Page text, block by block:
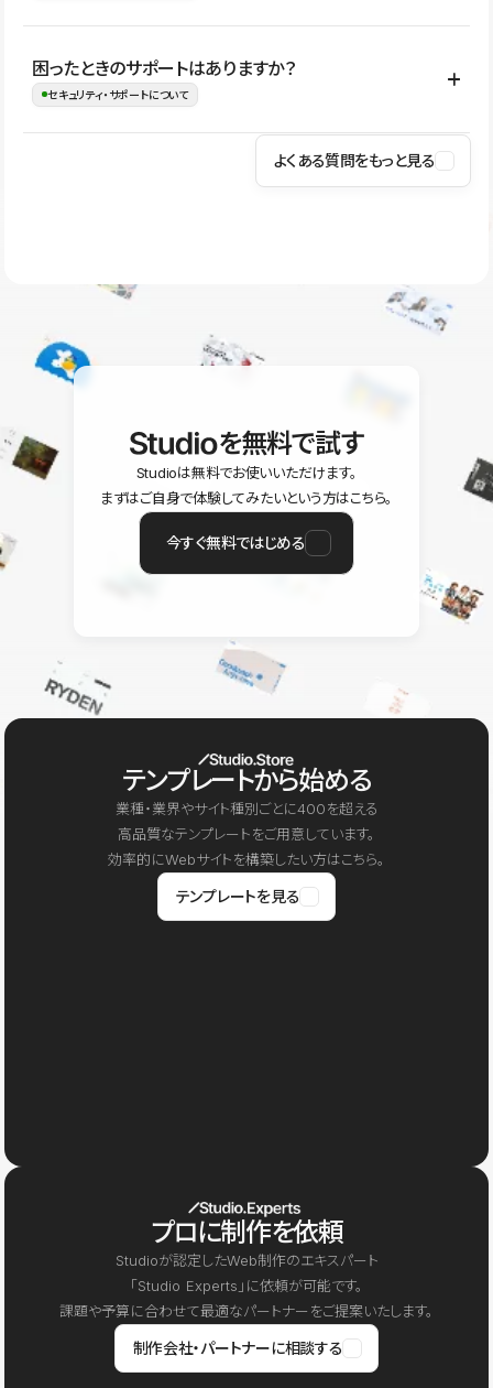
ながらレイアウトに影響を与えずに更新作業を進めやすくなりま
す。
Studioでは、公開サイトやサービスを安全に利用できるよう、通信
の暗号化、データ保護、アクセス管理、脆弱性対策など、複数の観
はSSL/TLSによる通信暗号化に対応しており、悪質なスクリプトの
困ったときのサポートはありますか？
セキュリティ・サポートについて
操作方法や機能については、ヘルプセンターでご確認いただけま
ユーザー同士で質問・相談できるコミュニティもご利用ください。
よくある質問をもっと見る
を無料で試す
Studioは無料でお使いいただけます。
まずはご自身で体験してみたいという方はこちら。
今すぐ無料ではじめる
テンプレートから始める
業種・業界やサイト種別ごとに400を超える
高品質なテンプレートをご用意しています。
効率的にWebサイトを構築したい方はこちら。
テンプレートを見る
プロに制作を依頼
Studioが認定したWeb制作のエキスパート
「Studio Experts」に依頼が可能です。
課題や予算に合わせて最適なパートナーをご提案いたします。
制作会社・パートナーに相談する